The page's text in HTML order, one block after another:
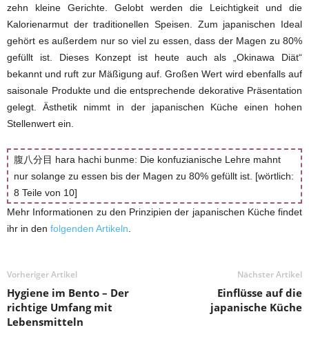
zehn kleine Gerichte. Gelobt werden die Leichtigkeit und die
Kalorienarmut der traditionellen Speisen. Zum japanischen Ideal
gehört es außerdem nur so viel zu essen, dass der Magen zu 80%
gefüllt ist. Dieses Konzept ist heute auch als „Okinawa Diät“
bekannt und ruft zur Mäßigung auf. Großen Wert wird ebenfalls auf
saisonale Produkte und die entsprechende dekorative Präsentation
gelegt. Ästhetik nimmt in der japanischen Küche einen hohen
Stellenwert ein.
腹八分目 hara hachi bunme: Die konfuzianische Lehre mahnt
nur solange zu essen bis der Magen zu 80% gefüllt ist. [wörtlich:
8 Teile von 10]
Mehr Informationen zu den Prinzipien der japanischen Küche findet
ihr in den folgenden Artikeln
Vorheriger Artikel
Hygiene im Bento – Der
richtige Umfang mit
Lebensmitteln
Nächster Artikel
Einflüsse auf die
japanische Küche